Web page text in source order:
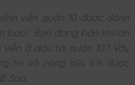
viễn quận 10 được đánh
bảo? Bạn đang băn khoăn
ở đâu tại quận 10? Vậy
tin vô cùng hữu ích được
Spa